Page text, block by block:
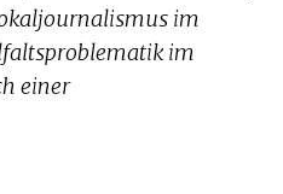
im
im
einer